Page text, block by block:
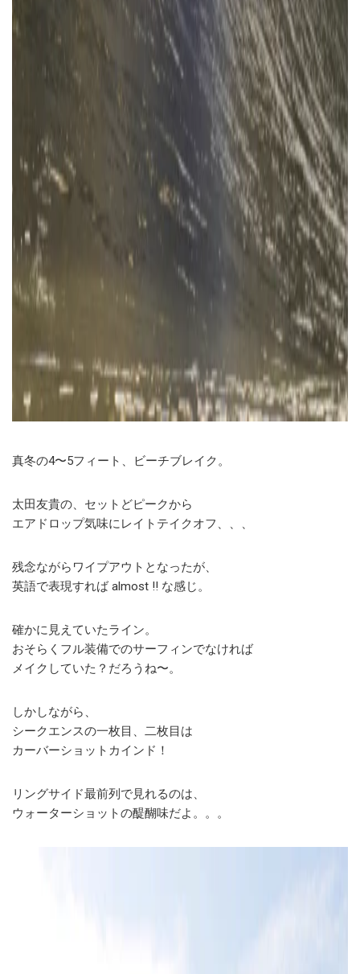
真冬の4〜5フィート、ビーチブレイク。
太田友貴の、セットどピークから
エアドロップ気味にレイトテイクオフ、、、
残念ながらワイプアウトとなったが、
英語で表現すれば almost !! な感じ。
確かに見えていたライン。
おそらくフル装備でのサーフィンでなければ
メイクしていた？だろうね〜。
しかしながら、
シークエンスの一枚目、二枚目は
カーバーショットカインド！
リングサイド最前列で見れるのは、
ウォーターショットの醍醐味だよ。。。